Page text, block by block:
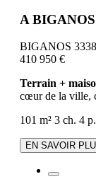
A
BIGANOS
410 950 €
Terrain +
cœur de la ville,
101 m² 3 ch. 4 p.
EN SAVOIR